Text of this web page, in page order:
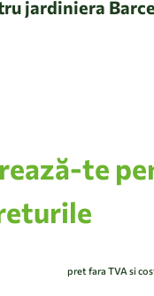
jardiniera
te
pret fara TVA si